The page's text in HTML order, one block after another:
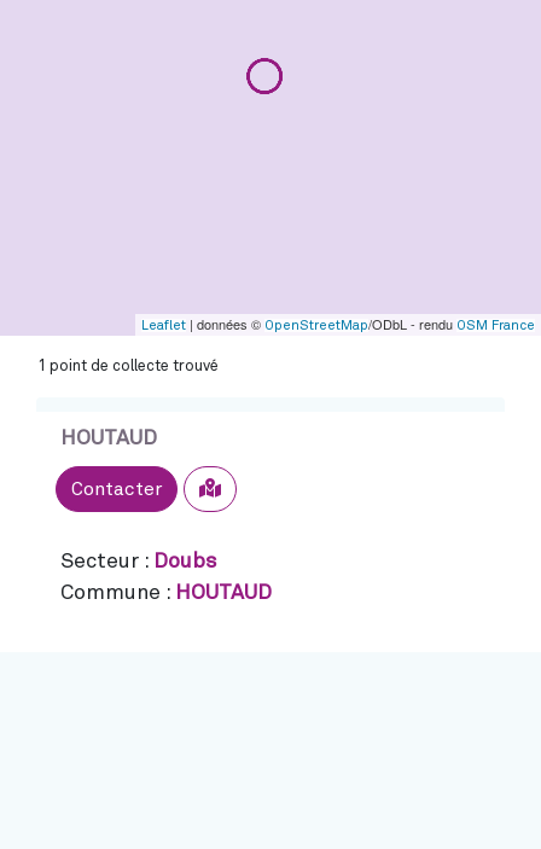
Leaflet | données © OpenStreetMap/ODbL - rendu OSM France
1 point de collecte trouvé
HOUTAUD
Contacter Sélectionner
Secteur : Doubs
Commune : HOUTAUD